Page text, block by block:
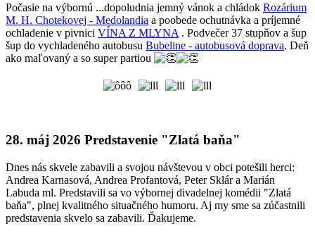
Počasie na výbornú ...dopoludnia jemný vánok a chládok Rozárium
M. H. Chotekovej - Medolandia a poobede ochutnávka a príjemné
ochladenie v pivnici VÍNA Z MLYNA . Podvečer 37 stupňov a šup
šup do vychladeného autobusu Bubeline - autobusová doprava. Deň
ako maľovaný a so super partiou
28. máj 2026 Predstavenie "Zlatá baňa"
Dnes nás skvele zabavili a svojou návštevou v obci potešili herci:
Andrea Karnasová, Andrea Profantová, Peter Sklár a Marián
Labuda ml. Predstavili sa vo výbornej divadelnej komédii "Zlatá
baňa", plnej kvalitného situačného humoru. Aj my sme sa zúčastnili
predstavenia skvelo sa zabavili. Ďakujeme.